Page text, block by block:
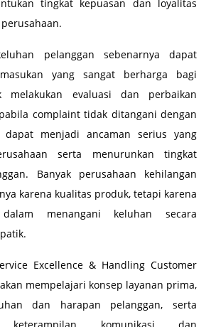
tingkat kepuasan dan loyalitas
pelanggan sebenarnya dapat
yang sangat berharga bagi
melakukan evaluasi dan perbaikan
complaint tidak ditangani dengan
menjadi ancaman serius yang
serta menurunkan tingkat
Banyak perusahaan kehilangan
karena kualitas produk, tetapi karena
dalam menangani keluhan secara
Excellence & Handling Customer
mempelajari konsep layanan prima,
dan harapan pelanggan, serta